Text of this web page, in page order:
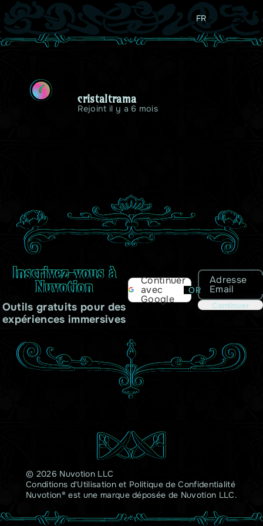
FR
C
cristaltrama
Rejoint il y a 6 mois
Inscrivez-vous à
Nuvotion
Outils gratuits pour des
expériences immersives
Continuer
avec
Google
OR
Adresse
Email
Continuer
© 2026 Nuvotion LLC
Conditions d'Utilisationet Politique de Confidentialité
Nuvotion® est une marque déposée de Nuvotion LLC.